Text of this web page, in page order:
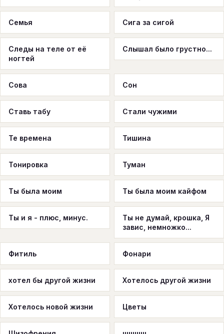
Семья Сига за сигой
Следы на теле от её
ногтей
Слышал было грустно...
Сова Сон
Ставь табу Стали чужими
Те времена Тишина
Тонировка Туман
Ты была моим Ты была моим кайфом
Ты и я - плюс, минус.
Ты не думай, крошка, Я
завис, немножко...
Фитиль Фонари
хотел бы другой жизни Хотелось другой жизни
Хотелось новой жизни Цветы